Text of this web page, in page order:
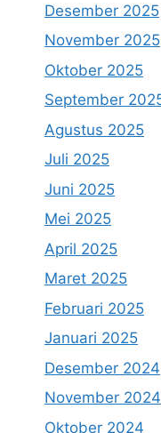
Desember 2025
November 2025
Oktober 2025
September
Agustus 2025
Juli 2025
Juni 2025
Mei 2025
April 2025
Maret 2025
Februari 2025
Januari 2025
Desember 2024
November 2024
Oktober 2024